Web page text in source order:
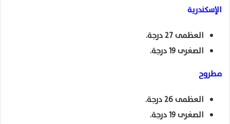
الإسكندرية
العظمى 27 درجة.
الصغرى 19 درجة.
مطروح
العظمى 26 درجة.
الصغرى 19 درجة.